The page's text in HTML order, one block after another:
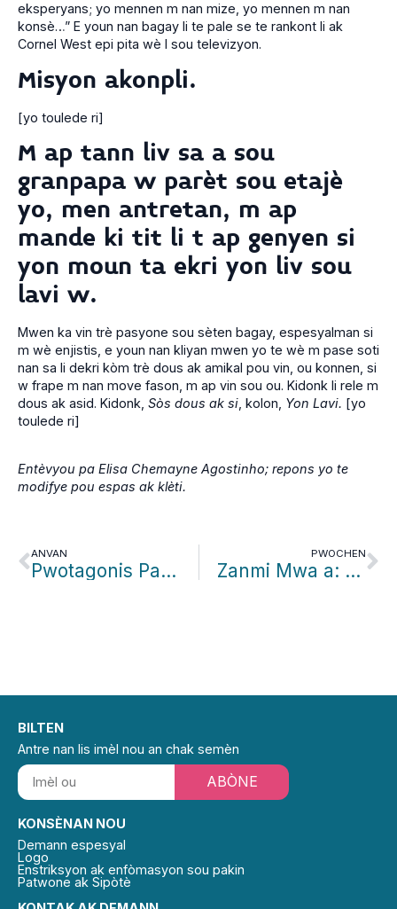
eksperyans; yo mennen m nan mize, yo mennen m nan
konsè…” E youn nan bagay li te pale se te rankont li ak
Cornel West epi pita wè l sou televizyon.
Misyon akonpli.
[yo toulede ri]
M ap tann liv sa a sou
granpapa w parèt sou etajè
yo, men antretan, m ap
mande ki tit li t ap genyen si
yon moun ta ekri yon liv sou
lavi w.
Mwen ka vin trè pasyone sou sèten bagay, espesyalman si
m wè enjistis, e youn nan kliyan mwen yo te wè m pase soti
nan sa li dekri kòm trè dous ak amikal pou vin, ou konnen, si
w frape m nan move fason, m ap vin sou ou. Kidonk li rele m
dous ak asid. Kidonk, Sòs dous ak si , kolon, Yon Lavi. [yo
toulede ri]
Entèvyou pa Elisa Chemayne Agostinho; repons yo te
modifye pou espas ak klèti.
ANVAN
Pwotagonis Patwone: April Myerscough/Florida Humanities
PWOCHEN
Zanmi Mwa a: Jim Herron
KONSÈNAN NOU
Demann espesyal
Logo
Enstriksyon ak enfòmasyon sou pakin
Patwone ak Sipòtè
BILTEN
Antre nan lis imèl nou an chak semèn
ABÒNE